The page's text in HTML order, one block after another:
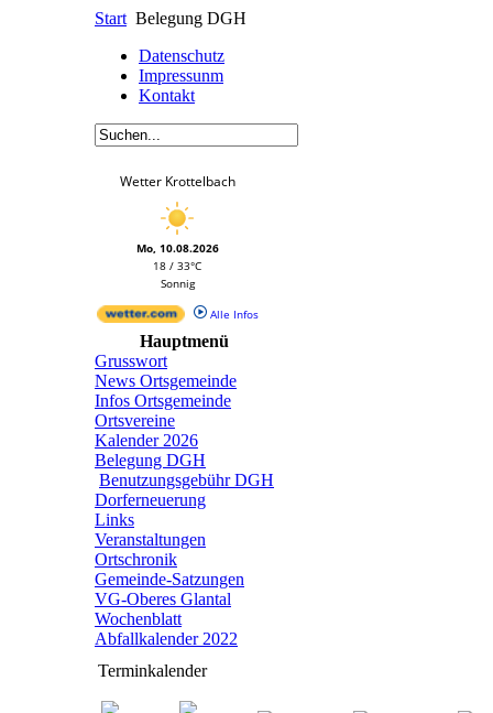
Start Belegung DGH
Datenschutz
Impressunm
Kontakt
Wetter Krottelbach
Mo, 10.08.2026
18 / 33°C
Sonnig
Alle Infos
Hauptmenü
Grusswort
News Ortsgemeinde
Infos Ortsgemeinde
Ortsvereine
Kalender 2026
Belegung DGH
Benutzungsgebühr DGH
Dorferneuerung
Links
Veranstaltungen
Ortschronik
Gemeinde-Satzungen
VG-Oberes Glantal
Wochenblatt
Abfallkalender 2022
Terminkalender